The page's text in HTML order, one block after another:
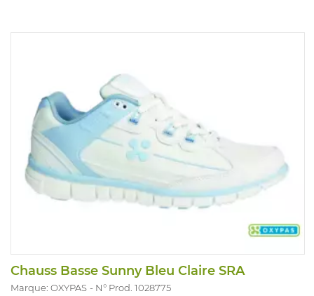
Chauss Basse Sunny Bleu Claire SRA
Marque: OXYPAS N° Prod. 1028775